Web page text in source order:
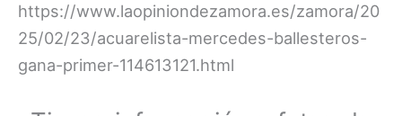
https://www.laopiniondezamora.es/zamora/20
25/02/23/acuarelista-mercedes-ballesteros-
gana-primer-114613121.html